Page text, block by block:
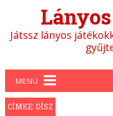
Játssz lányos
Main menu
MENU
CÍMKE: DÍSZ